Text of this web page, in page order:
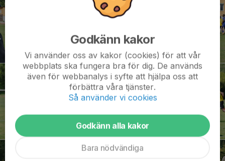
Godkänn kakor
Vi använder oss av kakor (cookies) för att vår
webbplats ska fungera bra för dig. De används
även för webbanalys i syfte att hjälpa oss att
förbättra våra tjänster.
Så använder vi cookies
Godkänn alla kakor
Bara nödvändiga